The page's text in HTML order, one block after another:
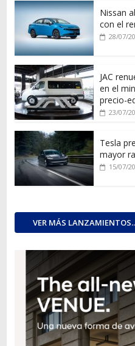
Nissan
con el
28/07/
JAC
en el
precio-
23/07/
Tesla
mayor
15/07/
VER MÁS